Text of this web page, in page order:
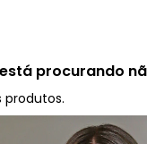
procurando
produtos.